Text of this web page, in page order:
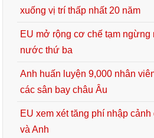
xuống vị trí thấp nhất 20 năm
EU mở rộng cơ chế tạm
nước thứ ba
Anh huấn luyện 9,000 nhân
các sân bay châu Âu
EU xem xét tăng phí nhập
và Anh